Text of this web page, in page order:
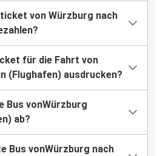
von Würzburg nach
für die Fahrt von
(Flughafen) ausdrucken?
Bus vonWürzburg
ab?
Bus vonWürzburg nach